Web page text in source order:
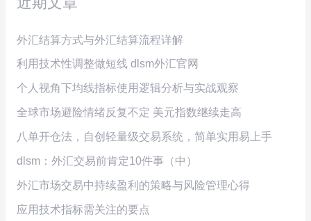
外汇结算方式与外汇结算流程详解
利用技术性调整做短线 dlsm外汇官网
个人视角下均线指标使用逻辑分析与实战观察
全球市场避险情绪反复不定 美元指数继续走高
八单开仓法，自创轻量级交易系统，简单实用易上手
dlsm：外汇交易前肯定10件事（中）
外汇市场交易中持续盈利的策略与风险管理心得
应用技术指标需关注的要点